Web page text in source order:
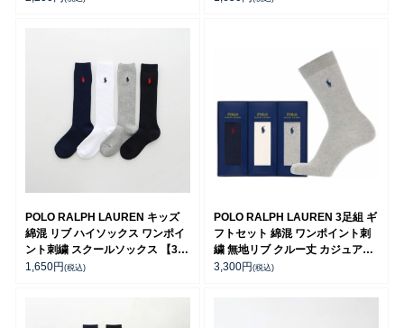
POLO RALPH LAUREN キッズ
綿混 リブ ハイソックス ワンポイ
ント刺繍 スクールソックス 【365
日最短翌日発送】 04873500
1,650円(税込)
POLO RALPH LAUREN 3足組 ギ
フトセット 綿混 ワンポイント刺
繍 無地リブ クルー丈 カジュアル
ソックス メンズ 02092177 (
3,300円(税込)